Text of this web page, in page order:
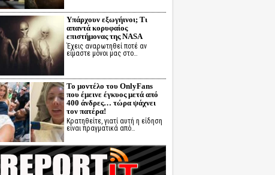
Υπάρχουν εξωγήινοι; Τι
απαντά κορυφαίος
επιστήμονας της NASA
Έχεις αναρωτηθεί ποτέ αν
είμαστε μόνοι μας στο…
Το μοντέλο του OnlyFans
που έμεινε έγκυος μετά από
400 άνδρες… τώρα ψάχνει
τον πατέρα!
Κρατηθείτε, γιατί αυτή η είδηση
είναι πραγματικά από…